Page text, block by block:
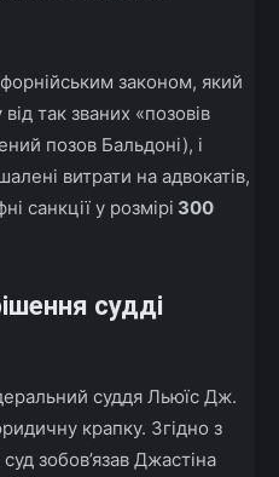
законом, який
так званих «позовів
позов Бальдоні), і
витрати на адвокатів,
санкції у розмірі 300
судді
суддя Льюїс Дж.
крапку. Згідно з
зобов’язав Джастіна